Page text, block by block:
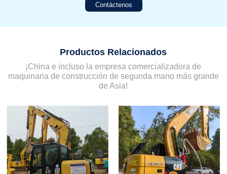
Contáctenos
Productos Relacionados
¡China e incluso la empresa comercializadora de
maquinaria de construcción de segunda mano más grande
de Asia!